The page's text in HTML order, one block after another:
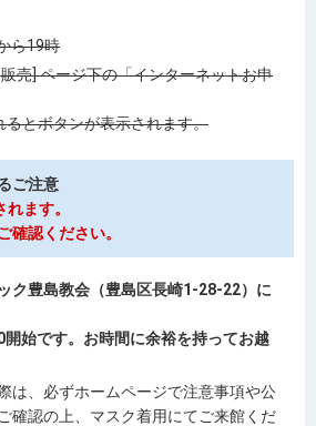
ら19時
売] ページ下の「インターネットお申
るとボタンが表示されます。
ご注意
ます。
確認ください。
ク豊島教会（豊島区長崎1-28-22）に
開始です。お時間に余裕を持ってお越
は、必ずホームページで注意事項や公
確認の上、マスク着用にてご来館くだ